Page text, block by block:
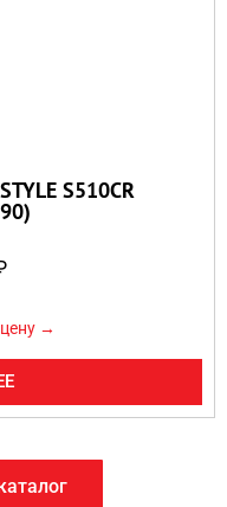
S510CR
→